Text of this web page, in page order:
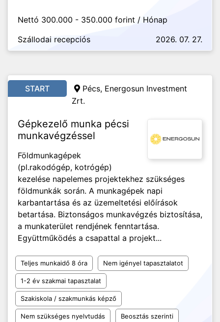
Nettó 300.000 - 350.000 forint / Hónap
Szállodai recepciós
2026. 07. 27.
START
Pécs, Energosun Investment
Zrt.
Gépkezelő munka pécsi
munkavégzéssel
Földmunkagépek
(pl.rakodógép, kotrógép)
kezelése napelemes projektekhez szükséges
földmunkák során. A munkagépek napi
karbantartása és az üzemeltetési előírások
betartása. Biztonságos munkavégzés biztosítása,
a munkaterület rendjének fenntartása.
Együttműködés a csapattal a projekt...
Teljes munkaidő 8 óra Nem igényel tapasztalatot
1-2 év szakmai tapasztalat
Szakiskola / szakmunkás képző
Nem szükséges nyelvtudás Beosztás szerinti